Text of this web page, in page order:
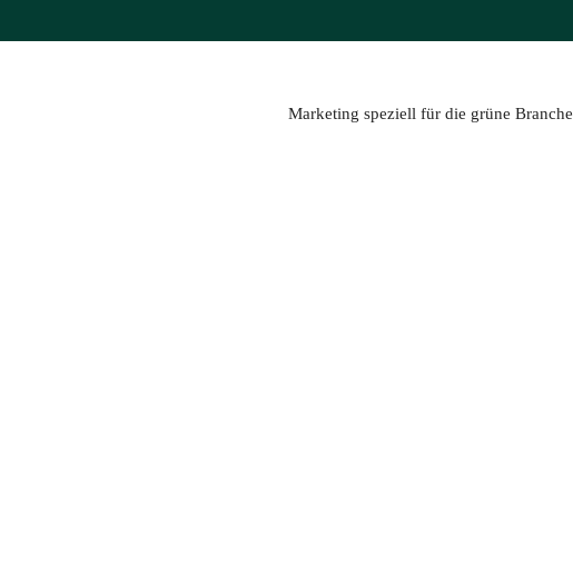
Inhalt
Marketing speziell für die grüne Branche